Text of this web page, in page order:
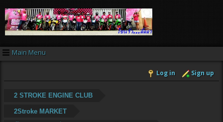
Main Menu
Log in Sign up
2 STROKE ENGINE CLUB
2Stroke MARKET